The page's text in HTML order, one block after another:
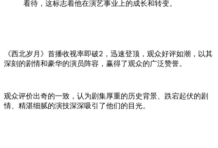
看待，这标志着他在演艺事业上的成长和转变。
《西北岁月》首播收视率即破2，迅速登顶，观众好评如潮，以其
深刻的剧情和豪华的演员阵容，赢得了观众的广泛赞誉。
观众评价出奇的一致，认为剧集厚重的历史背景、跌宕起伏的剧
情、精湛细腻的演技深深吸引了他们的目光。